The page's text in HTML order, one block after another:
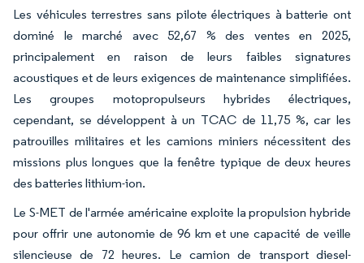
Les véhicules terrestres sans pilote électriques à batterie ont
dominé le marché avec 52,67 % des ventes en 2025,
principalement en raison de leurs faibles signatures
acoustiques et de leurs exigences de maintenance simplifiées.
Les groupes motopropulseurs hybrides électriques,
cependant, se développent à un TCAC de 11,75 %, car les
patrouilles militaires et les camions miniers nécessitent des
missions plus longues que la fenêtre typique de deux heures
des batteries lithium-ion.
Le S-MET de l'armée américaine exploite la propulsion hybride
pour offrir une autonomie de 96 km et une capacité de veille
silencieuse de 72 heures. Le camion de transport diesel-